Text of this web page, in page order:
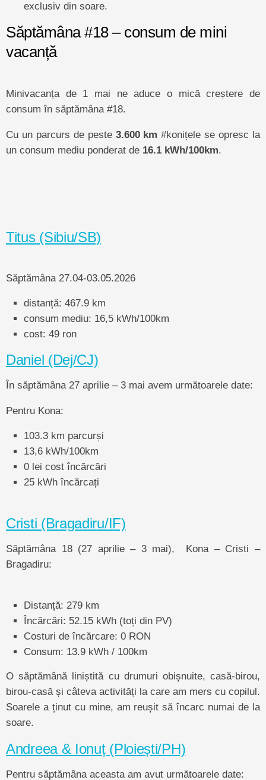
exclusiv din soare.
Săptămâna #18 – consum de mini
vacanță
Minivacanța de 1 mai ne aduce o mică creștere de
consum în săptămâna #18.
Cu un parcurs de peste 3.600 km #konițele se opresc la
un consum mediu ponderat de 16.1 kWh/100km
Titus (Sibiu/SB)
Săptămâna 27.04-03.05.2026
distanță: 467.9 km
consum mediu: 16,5 kWh/100km
cost: 49 ron
Daniel (Dej/CJ)
În săptămâna 27 aprilie – 3 mai avem următoarele date:
Pentru Kona:
103.3 km parcurși
13,6 kWh/100km
0 lei cost încărcări
25 kWh încărcați
Cristi (Bragadiru/IF)
Săptămâna 18 (27 aprilie – 3 mai), Kona – Cristi –
Bragadiru:
Distanță: 279 km
Încărcări: 52.15 kWh (toți din PV)
Costuri de încărcare: 0 RON
Consum: 13.9 kWh / 100km
O săptămână liniștită cu drumuri obișnuite, casă-birou,
birou-casă și câteva activități la care am mers cu copilul.
Soarele a ținut cu mine, am reușit să încarc numai de la
soare.
Andreea & Ionuț (Ploiești/PH)
Pentru săptămâna aceasta am avut următoarele date: